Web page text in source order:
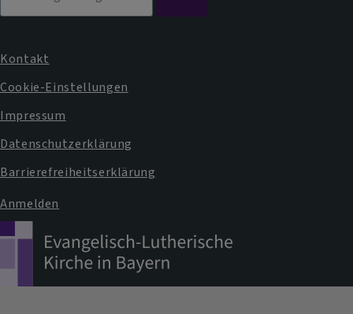
Fußbereichsmenü
Kontakt
Cookie-Einstellungen
Impressum
Datenschutzerklärung
Barrierefreiheitserklärung
Benutzermenü
Anmelden